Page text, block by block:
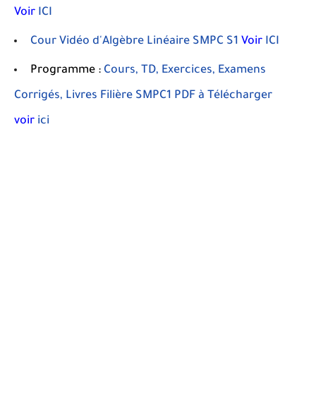
Voir ICI
Cour Vidéo d'Algèbre Linéaire SMPC S1 Voir ICI
Programme : Cours, TD, Exercices, Examens
Corrigés, Livres Filière SMPC1 PDF à Télécharger
voir ici